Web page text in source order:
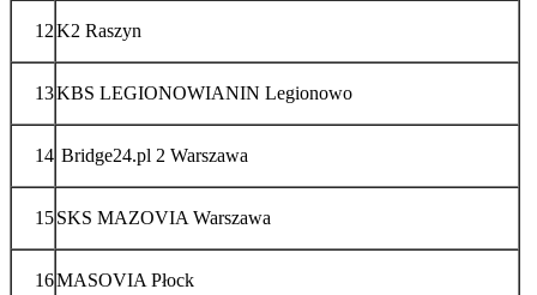
12K2 Raszyn
13KBS LEGIONOWIANIN Legionowo
14 Bridge24.pl 2 Warszawa
15SKS MAZOVIA Warszawa
16MASOVIA Płock